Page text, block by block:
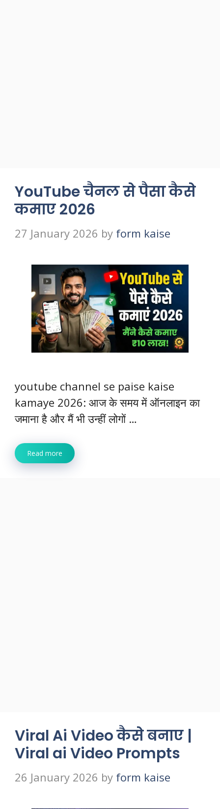
YouTube चैनल से पैसा कैसे
कमाए 2026
27 January 2026 by form kaise
youtube channel se paise kaise
kamaye 2026: आज के समय में ऑनलाइन का
जमाना है और मैं भी उन्हीं लोगों …
Read more
Viral Ai Video कैसे बनाए |
Viral ai Video Prompts
26 January 2026 by form kaise